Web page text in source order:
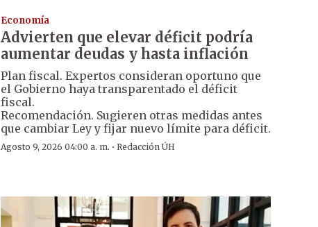
Economía
Advierten que elevar déficit podría
aumentar deudas y hasta inflación
Plan fiscal. Expertos consideran oportuno que
el Gobierno haya transparentado el déficit
fiscal.
Recomendación. Sugieren otras medidas antes
que cambiar Ley y fijar nuevo límite para déficit.
Agosto 9, 2026 04:00 a. m. · Redacción ÚH